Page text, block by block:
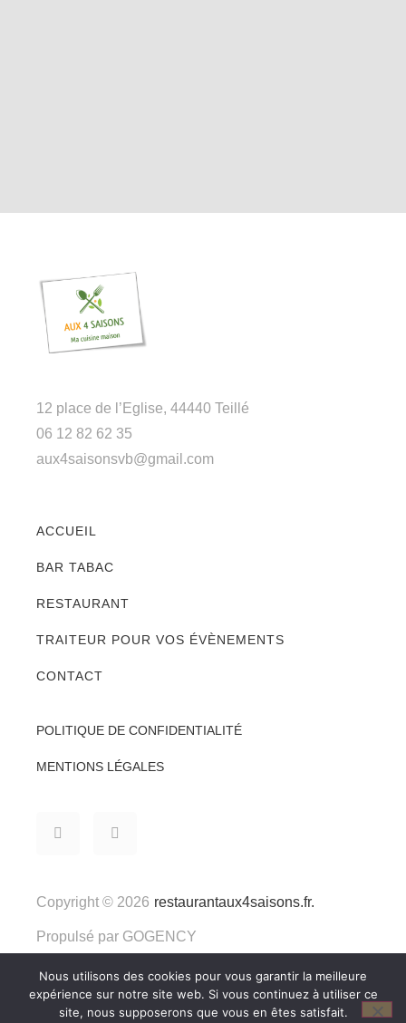
12 place de l’Eglise, 44440 Teillé
06 12 82 62 35
aux4saisonsvb@gmail.com
ACCUEIL
BAR TABAC
RESTAURANT
TRAITEUR POUR VOS ÉVÈNEMENTS
CONTACT
POLITIQUE DE CONFIDENTIALITÉ
MENTIONS LÉGALES
Copyright © 2026 restaurantaux4saisons.fr.
Propulsé par GOGENCY
Nous utilisons des cookies pour vous garantir la meilleure
expérience sur notre site web. Si vous continuez à utiliser ce
site, nous supposerons que vous en êtes satisfait.